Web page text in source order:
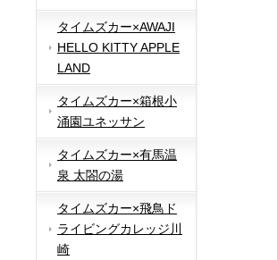
タイムズカー×AWAJI
HELLO KITTY APPLE
LAND
タイムズカー×箱根小
涌園ユネッサン
タイムズカー×有馬温
泉 太閤の湯
タイムズカー×飛鳥ド
ライビングカレッジ川
崎